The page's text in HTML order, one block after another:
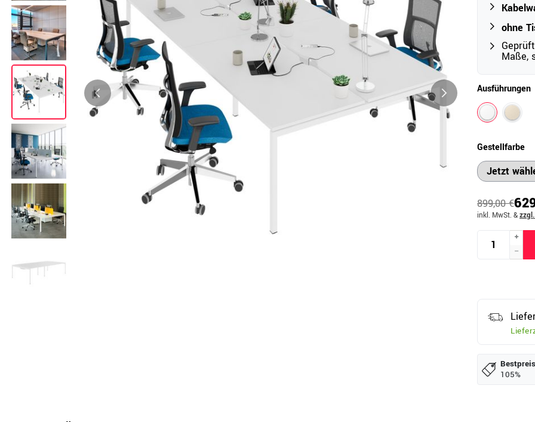
Bürocontainer
Standcontainer
Büromöbel-Sets
Einzelarbeitsplätze
Chefbüros
Gruppenarbeitsplätze
Outdoor
Ampelschirme
Schirmständer
Abdeckhauben & Zubehör
ohne
Maße,
Ausführungen
Gestellfarbe
899,00 €
inkl. MwSt. &
105%